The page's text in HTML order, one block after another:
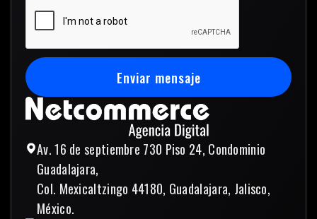
Av. 16 de septiembre 730 Piso 24, Condominio
Guadalajara,
Col. Mexicaltzingo 44180, Guadalajara, Jalisco,
México.
Enviar mensaje
Enviar mensaje